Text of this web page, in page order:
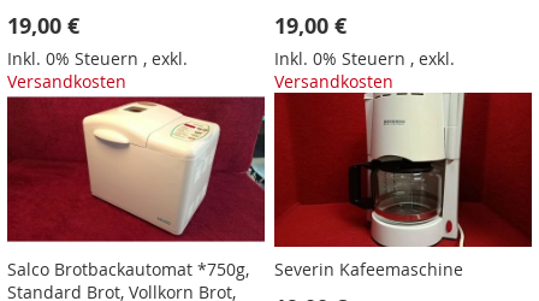
19,00 €
Inkl. 0% Steuern , exkl.
Versandkosten
19,00 €
Inkl. 0% Steuern ,exkl.
Versandkosten
Salco Brotbackautomat *750g,
Standard Brot, Vollkorn Brot,
Severin Kafeemaschine